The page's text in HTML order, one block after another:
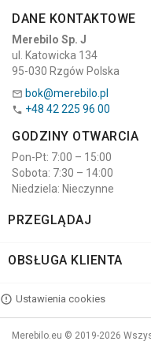
DANE KONTAKTOWE
Merebilo Sp. J
ul. Katowicka 134
95-030 Rzgów Polska
 bok@merebilo.pl
 +48 42 225 96 00
GODZINY OTWARCIA
Pon-Pt: 7:00 – 15:00
Sobota: 7:30 – 14:00
Niedziela: Nieczynne
PRZEGLĄDAJ
OBSŁUGA KLIENTA
Ustawienia cookies
Merebilo.eu © 2019-2026